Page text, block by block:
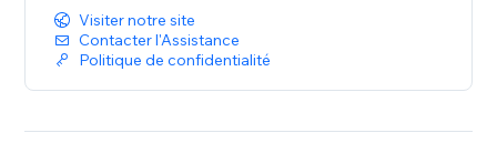
Visiter notre site
Contacter l'Assistance
Politique de confidentialité